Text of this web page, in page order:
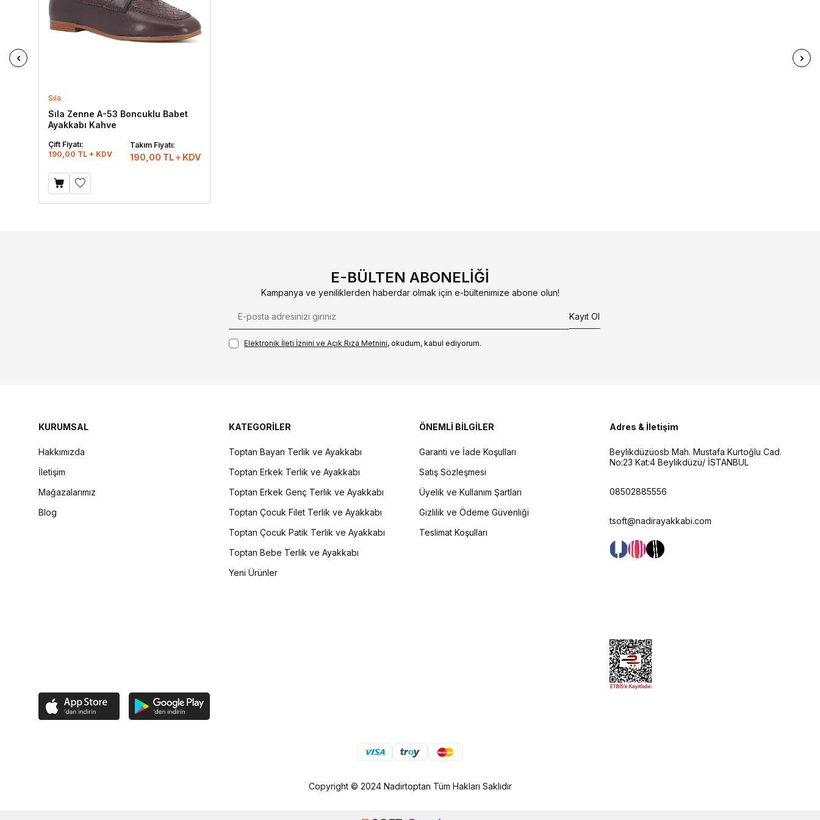
Sıla
Sıla Zenne A-53 Boncuklu Babet
Ayakkabı Kahve
Çift Fiyatı:
190,00 TL + KDV
Takım Fiyatı:
190,00 TL KDV
E-BÜLTEN ABONELIĞI
Kampanya ve yeniliklerden haberdar olmak için e-bültenimize abone olun!
Kayıt Ol
Elektronik İleti İzni‌ni ve Açık Rıza Metni‌ni, okudum, kabul ediyorum.
KURUMSAL
Hakkımızda
İletişim
Mağazalarımız
Blog
KATEGORİLER
Toptan Bayan Terlik ve Ayakkabı
Toptan Erkek Terlik ve Ayakkabı
Toptan Erkek Genç Terlik ve Ayakkabı
Toptan Çocuk Filet Terlik ve Ayakkabı
Toptan Çocuk Patik Terlik ve Ayakkabı
Toptan Bebe Terlik ve Ayakkabı
Yeni Ürünler
ÖNEMLİ BİLGİLER
Garanti ve İade Koşulları
Satış Sözleşmesi
Üyelik ve Kullanım Şartları
Gizlilik ve Ödeme Güvenliği
Teslimat Koşulları
Adres & İletişim
Beylikdüzüosb Mah. Mustafa Kurtoğlu Cad.
No:23 Kat:4 Beylikdüzü/ İSTANBUL
08502885556
tsoft@nadirayakkabi.com
Copyright © 2024 Nadirtoptan Tüm Hakları Saklıdır